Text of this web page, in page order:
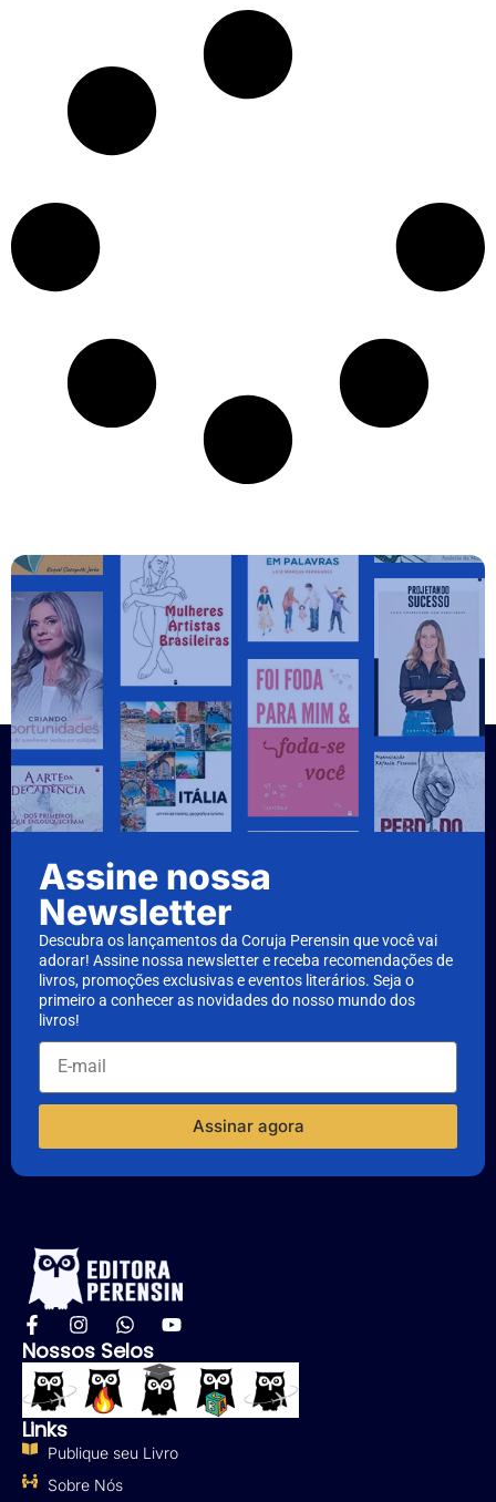
Assine nossa
Newsletter
Descubra os lançamentos da Coruja Perensin que você vai
adorar! Assine nossa newsletter e receba recomendações de
livros, promoções exclusivas e eventos literários. Seja o
primeiro a conhecer as novidades do nosso mundo dos
livros!
Assinar agora
Nossos Selos
Links
Publique seu Livro
Sobre Nós